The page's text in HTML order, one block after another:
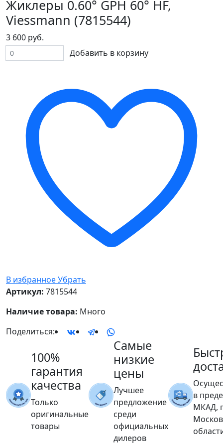
Жиклеры 0.60° GPH 60° HF,
Viessmann (7815544)
3 600 руб.
Добавить в корзину
В избранноеУбрать
Артикул: 7815544
Наличие товара: Много
Поделиться:
100%
гарантия
качества
Только
оригинальные
товары
Самые
низкие
цены
Лучшее
предложение
среди
официальных
дилеров
в
МКАД,